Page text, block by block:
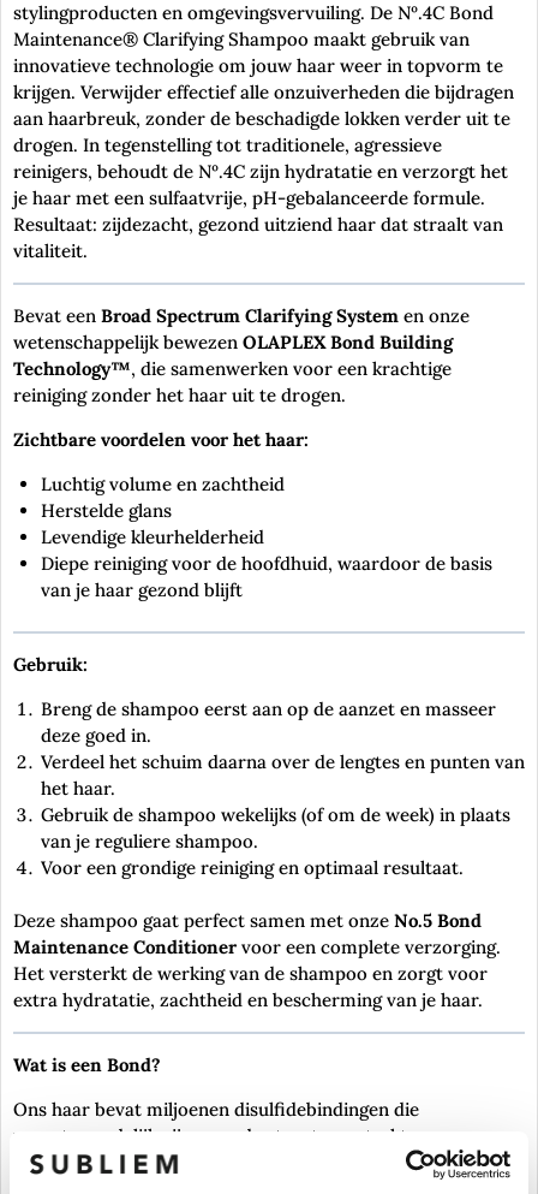
stylingproducten en omgevingsvervuiling. De Nº.4C Bond
Maintenance® Clarifying Shampoo maakt gebruik van
innovatieve technologie om jouw haar weer in topvorm te
krijgen. Verwijder effectief alle onzuiverheden die bijdragen
aan haarbreuk, zonder de beschadigde lokken verder uit te
drogen. In tegenstelling tot traditionele, agressieve
reinigers, behoudt de Nº.4C zijn hydratatie en verzorgt het
je haar met een sulfaatvrije, pH-gebalanceerde formule.
Resultaat: zijdezacht, gezond uitziend haar dat straalt van
vitaliteit.
Bevat een Broad Spectrum Clarifying System en onze
wetenschappelijk bewezen OLAPLEX Bond Building
Technology™, die samenwerken voor een krachtige
reiniging zonder het haar uit te drogen.
Zichtbare voordelen voor het haar:
Luchtig volume en zachtheid
Herstelde glans
Levendige kleurhelderheid
Diepe reiniging voor de hoofdhuid, waardoor de basis
van je haar gezond blijft
Gebruik:
Breng de shampoo eerst aan op de aanzet en masseer
deze goed in.
Verdeel het schuim daarna over de lengtes en punten van
het haar.
Gebruik de shampoo wekelijks (of om de week) in plaats
van je reguliere shampoo.
Voor een grondige reiniging en optimaal resultaat.
Deze shampoo gaat perfect samen met onze No.5 Bond
Maintenance Conditioner voor een complete verzorging.
Het versterkt de werking van de shampoo en zorgt voor
extra hydratatie, zachtheid en bescherming van je haar.
Wat is een Bond?
Ons haar bevat miljoenen disulfidebindingen die
verantwoordelijk zijn voor de structuur, sterkte en
stabiliteit van het haar. Wanneer deze bindingen worden